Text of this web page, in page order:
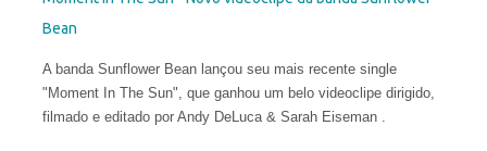
Bean
A banda Sunflower Bean lançou seu mais recente single
"Moment In The Sun", que ganhou um belo videoclipe dirigido,
filmado e editado por Andy DeLuca & Sarah Eiseman .